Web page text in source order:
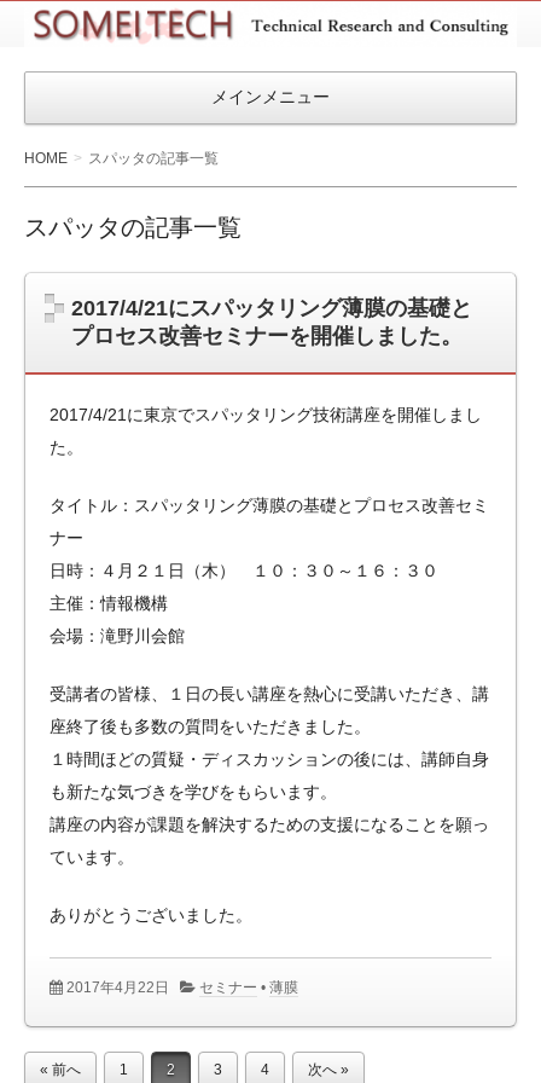
SOMEITEC
メインメニュー
HOME スパッタの記事一覧
スパッタの記事一覧
2017/4/21にスパッタリング薄膜の基礎と
プロセス改善セミナーを開催しました。
2017/4/21に東京でスパッタリング技術講座を開催しまし
た。
タイトル：スパッタリング薄膜の基礎とプロセス改善セミ
ナー
日時：４月２１日（木） １０：３０～１６：３０
主催：情報機構
会場：滝野川会館
受講者の皆様、１日の長い講座を熱心に受講いただき、講
座終了後も多数の質問をいただきました。
１時間ほどの質疑・ディスカッションの後には、講師自身
も新たな気づきを学びをもらいます。
講座の内容が課題を解決するための支援になることを願っ
ています。
ありがとうございました。
2017年4月22日 セミナー •薄膜
« 前へ 1 2 3 4 次へ »